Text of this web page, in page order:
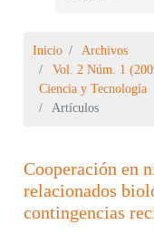
Inicio
Archivos
Vol. 2 Núm. 1
Ciencia y Tecnología
Artículos
Cooperación en
relacionados
contingencias